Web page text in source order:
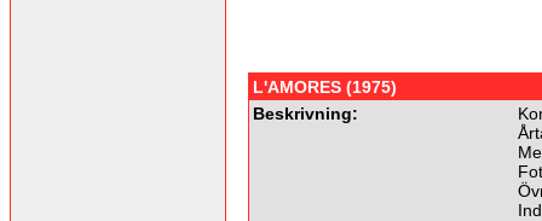
L'AMORES (1975)
Beskrivning: